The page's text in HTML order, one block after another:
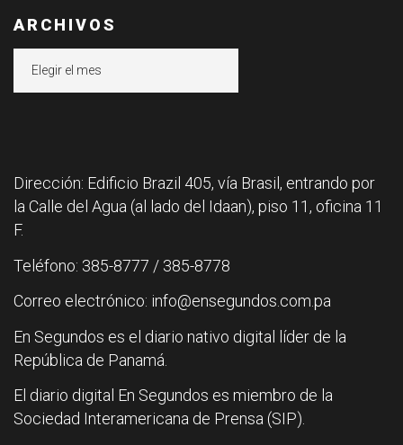
ARCHIVOS
Dirección: Edificio Brazil 405, vía Brasil, entrando por
la Calle del Agua (al lado del Idaan), piso 11, oficina 11
F.
Teléfono: 385-8777 / 385-8778
Correo electrónico: info@ensegundos.com.pa
En Segundos es el diario nativo digital líder de la
República de Panamá.
El diario digital En Segundos es miembro de la
Sociedad Interamericana de Prensa (SIP).